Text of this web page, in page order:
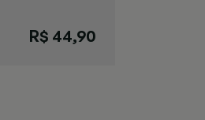
R$ 44,90